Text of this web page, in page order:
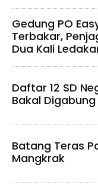
Gedung PO
Terbakar,
Dua Kali
Daftar 12 SD
Bakal Digabung
Batang Teras
Mangkrak